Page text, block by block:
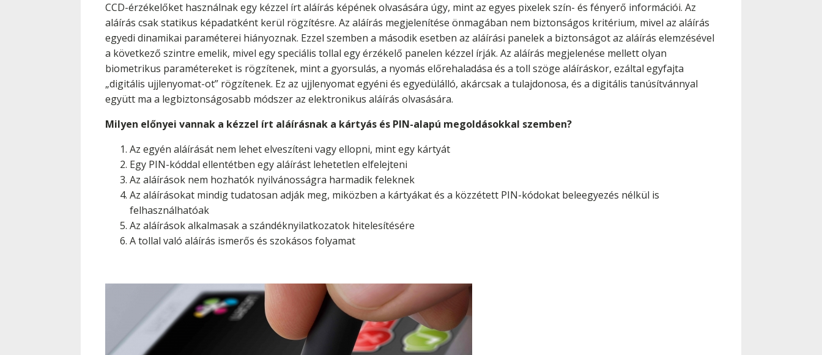
CCD-érzékelőket használnak egy kézzel írt aláírás képének olvasására úgy, mint az egyes pixelek szín- és fényerő információi. Az
aláírás csak statikus képadatként kerül rögzítésre. Az aláírás megjelenítése önmagában nem biztonságos kritérium, mivel az aláírás
egyedi dinamikai paraméterei hiányoznak. Ezzel szemben a második esetben az aláírási panelek a biztonságot az aláírás elemzésével
a következő szintre emelik, mivel egy speciális tollal egy érzékelő panelen kézzel írják. Az aláírás megjelenése mellett olyan
biometrikus paramétereket is rögzítenek, mint a gyorsulás, a nyomás előrehaladása és a toll szöge aláíráskor, ezáltal egyfajta
„digitális ujjlenyomat-ot” rögzítenek. Ez az ujjlenyomat egyéni és egyedülálló, akárcsak a tulajdonosa, és a digitális tanúsítvánnyal
együtt ma a legbiztonságosabb módszer az elektronikus aláírás olvasására.
Milyen előnyei vannak a kézzel írt aláírásnak a kártyás és PIN-alapú megoldásokkal szemben?
Az egyén aláírását nem lehet elveszíteni vagy ellopni, mint egy kártyát
Egy PIN-kóddal ellentétben egy aláírást lehetetlen elfelejteni
Az aláírások nem hozhatók nyilvánosságra harmadik feleknek
Az aláírásokat mindig tudatosan adják meg, miközben a kártyákat és a közzétett PIN-kódokat beleegyezés nélkül is
felhasználhatóak
Az aláírások alkalmasak a szándéknyilatkozatok hitelesítésére
A tollal való aláírás ismerős és szokásos folyamat